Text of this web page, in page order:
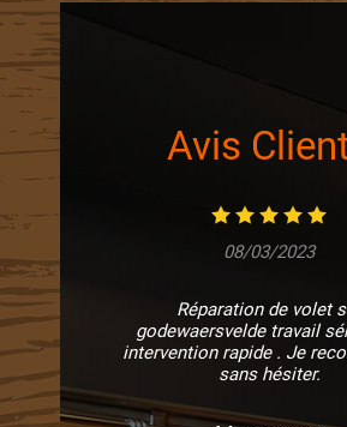
Avis
08/03/2023
Réparation de volet
godewaersvelde travail
intervention rapide . Je
sans hésiter.